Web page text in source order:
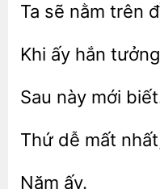
Ta nằm trên
Khi ấy hắn
mới
Thứ mất